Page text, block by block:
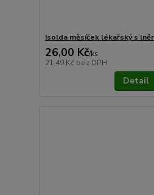
Isolda měsíček lékařský s
26,00 Kč/ks
21,49 Kč bez DPH
Detail